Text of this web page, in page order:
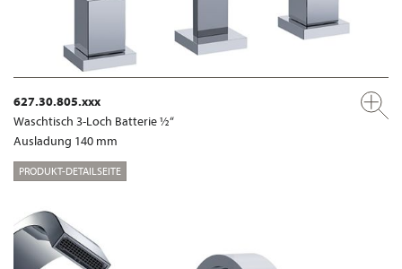
627.30.805.xxx
Waschtisch 3-Loch Batterie ½“
Ausladung 140 mm
PRODUKT-DETAILSEITE